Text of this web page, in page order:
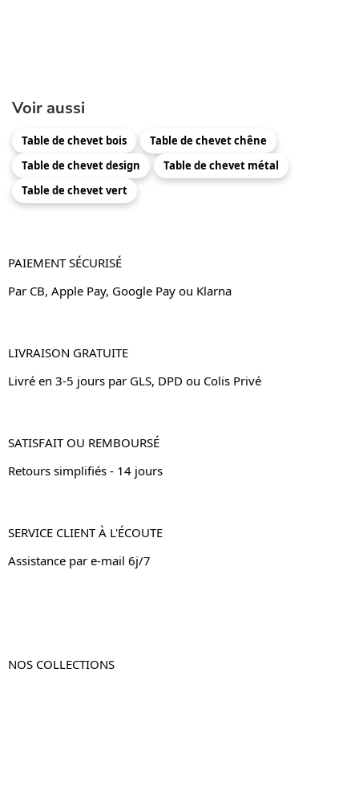
Voir aussi
Table de chevet bois
Table de chevet chêne
Table de chevet design
Table de chevet métal
Table de chevet vert
PAIEMENT SÉCURISÉ
Par CB, Apple Pay, Google Pay ou Klarna
LIVRAISON GRATUITE
Livré en 3-5 jours par GLS, DPD ou Colis Privé
SATISFAIT OU REMBOURSÉ
Retours simplifiés - 14 jours
SERVICE CLIENT À L'ÉCOUTE
Assistance par e-mail 6j/7
NOS COLLECTIONS